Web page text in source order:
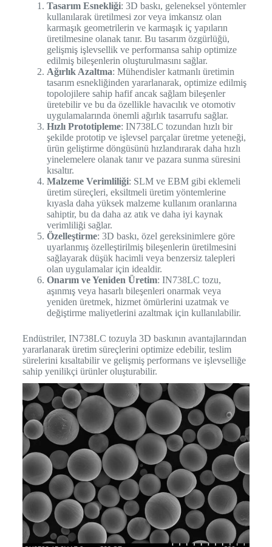
Tasarım Esnekliği: 3D baskı, geleneksel yöntemler
kullanılarak üretilmesi zor veya imkansız olan
karmaşık geometrilerin ve karmaşık iç yapıların
üretilmesine olanak tanır. Bu tasarım özgürlüğü,
gelişmiş işlevsellik ve performansa sahip optimize
edilmiş bileşenlerin oluşturulmasını sağlar.
Ağırlık Azaltma: Mühendisler katmanlı üretimin
tasarım esnekliğinden yararlanarak, optimize edilmiş
topolojilere sahip hafif ancak sağlam bileşenler
üretebilir ve bu da özellikle havacılık ve otomotiv
uygulamalarında önemli ağırlık tasarrufu sağlar.
Hızlı Prototipleme: IN738LC tozundan hızlı bir
şekilde prototip ve işlevsel parçalar üretme yeteneği,
ürün geliştirme döngüsünü hızlandırarak daha hızlı
yinelemelere olanak tanır ve pazara sunma süresini
kısaltır.
Malzeme Verimliliği: SLM ve EBM gibi eklemeli
üretim süreçleri, eksiltmeli üretim yöntemlerine
kıyasla daha yüksek malzeme kullanım oranlarına
sahiptir, bu da daha az atık ve daha iyi kaynak
verimliliği sağlar.
Özelleştirme: 3D baskı, özel gereksinimlere göre
uyarlanmış özelleştirilmiş bileşenlerin üretilmesini
sağlayarak düşük hacimli veya benzersiz talepleri
olan uygulamalar için idealdir.
Onarım ve Yeniden Üretim: IN738LC tozu,
aşınmış veya hasarlı bileşenleri onarmak veya
yeniden üretmek, hizmet ömürlerini uzatmak ve
değiştirme maliyetlerini azaltmak için kullanılabilir.
Endüstriler, IN738LC tozuyla 3D baskının avantajlarından
yararlanarak üretim süreçlerini optimize edebilir, teslim
sürelerini kısaltabilir ve gelişmiş performans ve işlevselliğe
sahip yenilikçi ürünler oluşturabilir.